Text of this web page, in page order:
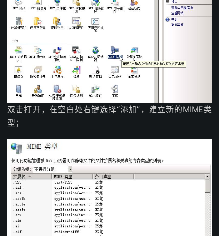
双击打开，在空白处右键选择“添加”，建立新的MIME类
型；